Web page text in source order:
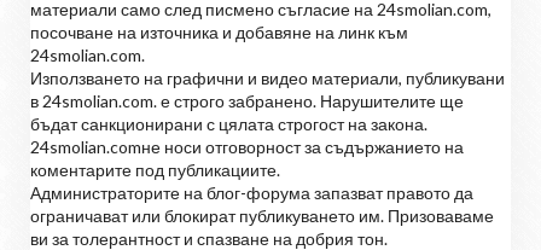
материали само след писмено съгласие на 24smolian.com,
посочване на източника и добавяне на линк към
24smolian.com.
Използването на графични и видео материали, публикувани
в 24smolian.com. е строго забранено. Нарушителите ще
бъдат санкционирани с цялата строгост на закона.
24smolian.comне носи отговорност за съдържанието на
коментарите под публикациите.
Администраторите на блог-форума запазват правото да
ограничават или блокират публикуването им. Призоваваме
ви за толерантност и спазване на добрия тон.